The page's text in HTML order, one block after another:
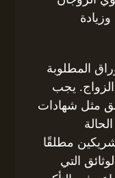
المطلوبة
يجب
مثل شهادات
مطلقًا
التي